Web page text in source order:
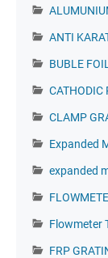
ANTI
BUBLE
CATHODIC
CLAMP
Expanded
expanded
Flowmeter
FRP